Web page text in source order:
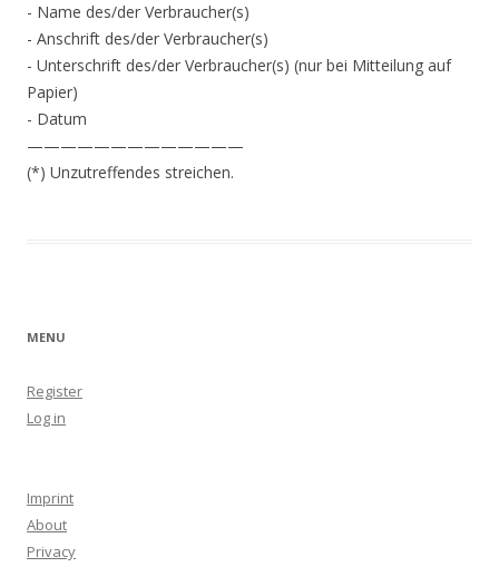
- Name des/der Verbraucher(s)
- Anschrift des/der Verbraucher(s)
- Unterschrift des/der Verbraucher(s) (nur bei Mitteilung auf
Papier)
- Datum
—————————————
(*) Unzutreffendes streichen.
MENU
Register
Log in
Imprint
About
Privacy